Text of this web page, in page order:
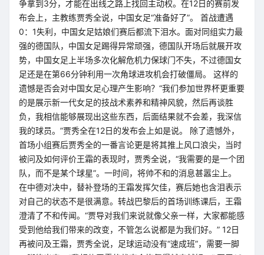
争拿到3分，才能在出线之路上找回主动权。在12日的赛前发
布会上，主教练贾秀全说，中国女足“准备好了”。 首战遭遇
0：1失利，中国女足姑娘们赛后都流下泪水。面对同组实力最
强的德国队，中国女足踢得异常顽强，德国队开场后就展开攻
势，中国女足上半场多次化解危机力保球门不失，不过德国女
足还是在第66分钟利用一次角球进攻机会打破僵局。 这样的
遗憾是否会对中国女足心理产生影响？“我们参加世界杯更重要
的是展示新一代女足的技战术素养和精神风貌，然后再谈胜
负，我相信能够展现出这些东西，后面结果就不会差，我深信
我的球员。”贾秀全在12日的发布会上如是说。 除了遗憾外，
首场小组赛后贾秀全的一番言论更是将其推上风口浪尖，当时
被问及如何评价王霜的表现时，贾秀全说，“我需要的是一个团
队，而不是某个球星”。一时间，将帅不和的消息甚嚣尘上。
在中德对决中，替补登场的王霜发挥欠佳，赛后她也含泪表示
对自己的状态不是很满意。转战巴黎后的首场训练课后，王霜
澄清了不和传闻。“贾导对我们来说就像父亲一样，大家都能感
受到他给我们带来的改变，不管怎么说都是为我们好。” 12日
再被问及王霜，贾秀全说，足球运动没有“速成班”，需要一脚